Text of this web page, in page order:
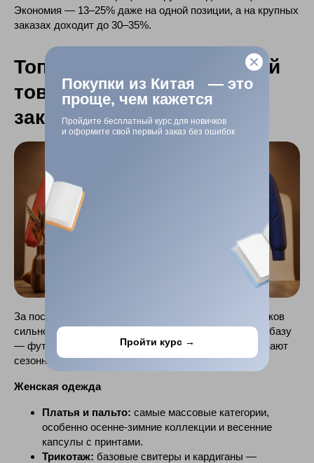
Экономия — 13–25% даже на одной позиции, а на крупных
заказах доходит до 30–35%.
Топ популярных категорий
товаров Zara, которые
заказывают из Китая
За последний год структура заказов через посредников
сильно сместилась. Если раньше везли в основном базу
— футболки, джинсы — то сейчас активнее заказывают
сезонные капсулы и Zara Home.
Женская одежда
Платья и пальто: самые массовые категории,
особенно осенне-зимние коллекции и весенние
капсулы с принтами.
Трикотаж: базовые свитеры и кардиганы —
Поделиться
Покупки из Китая — это
проще, чем кажется
Пройдите бесплатный курс для новичков
и оформите свой первый заказ без ошибок
Пройти курс →